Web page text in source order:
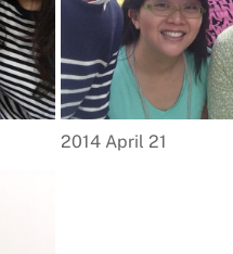
2014 April 21